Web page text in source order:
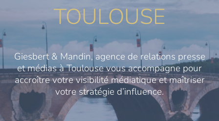
TOULOUSE
Giesbert & Mandin, agence de relations presse
et médias à Toulouse vous accompagne pour
accroître votre visibilité médiatique et maîtriser
votre stratégie d’influence.